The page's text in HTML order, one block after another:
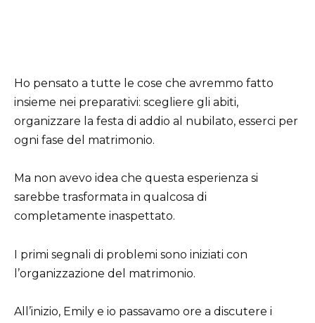
Ho pensato a tutte le cose che avremmo fatto
insieme nei preparativi: scegliere gli abiti,
organizzare la festa di addio al nubilato, esserci per
ogni fase del matrimonio.
Ma non avevo idea che questa esperienza si
sarebbe trasformata in qualcosa di
completamente inaspettato.
I primi segnali di problemi sono iniziati con
l’organizzazione del matrimonio.
All’inizio, Emily e io passavamo ore a discutere i